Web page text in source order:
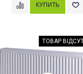
ТОВАР